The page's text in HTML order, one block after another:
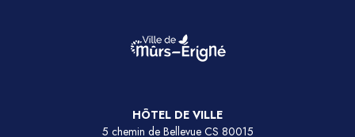
HÔTEL DE VILLE
5 chemin de Bellevue CS 80015